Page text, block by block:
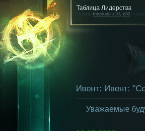
Таблица Лидерства
сервер Interlude x10, x50,
Ивент: Ивент:
Уважаемые